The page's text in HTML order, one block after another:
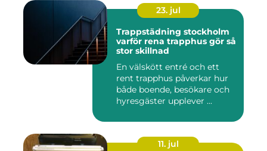
23. jul
Trappstädning stockholm
varför rena trapphus gör så
stor skillnad
En välskött entré och ett
rent trapphus påverkar hur
både boende, besökare och
hyresgäster upplever ...
11. jul